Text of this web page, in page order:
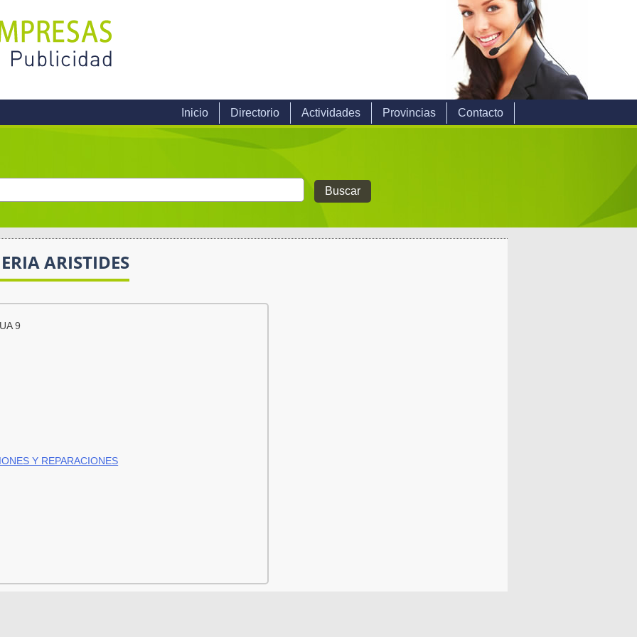
Inicio Directorio Actividades Provincias Contacto
ARISTIDES
9
Y REPARACIONES